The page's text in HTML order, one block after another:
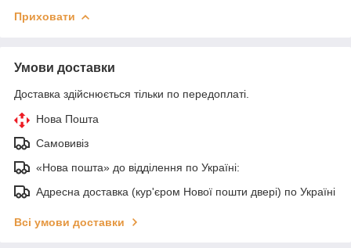
Приховати
Умови доставки
Доставка здійснюється тільки по передоплаті.
Нова Пошта
Самовивіз
«Нова пошта» до відділення по Україні:
Адресна доставка (кур'єром Нової пошти двері) по Україні
Всі умови доставки